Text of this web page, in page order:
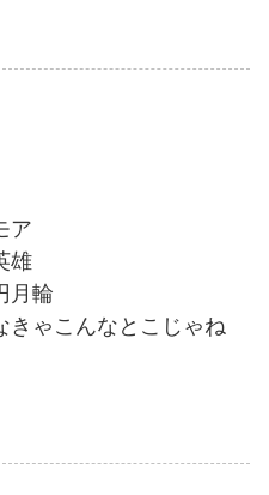
ア
雄
月輪
きゃこんなとこじゃね